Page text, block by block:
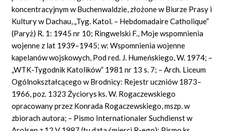
koncentracyjnym w Buchenwaldzie, złożone w Biurze Prasy i
Kultury w Dachau, „Tyg. Katol. – Hebdomadaire Catholique”
(Paryż) R. 1: 1945 nr 10; Ringwelski F., Moje wspomnienia
wojenne z lat 1939–1945; w: Wspomnienia wojenne
kapelanów wojskowych, Pod red. J. Humeńskiego, W. 1974; –
„WTK-Tygodnik Katolików” 1981 nr 13 s. 7; – Arch. Liceum
Ogólnokształcącego w Brodnicy: Rejestr uczniów 1873–
1966, poz. 1323 Życiorys ks. W. Rogaczewskiego
opracowany przez Konrada Rogaczewskiego, mszp. w
zbiorach autora; – Pismo Internationaler Suchdienst w